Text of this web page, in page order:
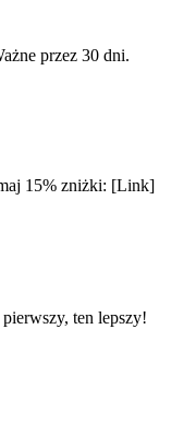
przez 30 dni.
15% zniżki: [Link]
ten lepszy!